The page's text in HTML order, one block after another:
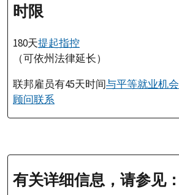
时限
180天提起指控
（可依州法律延长）
联邦雇员有45天时间与平等就业机会
顾问联系
有关详细信息，请参见：